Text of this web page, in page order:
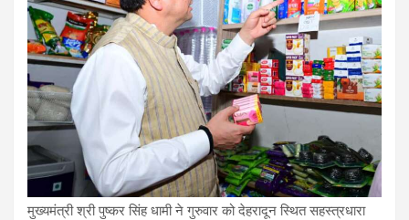
मुख्यमंत्री श्री पुष्कर सिंह धामी ने गुरुवार को देहरादून स्थित सहस्त्रधारा